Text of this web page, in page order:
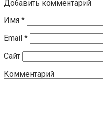
Добавить комментарий
Имя *
Email *
Сайт
Комментарий